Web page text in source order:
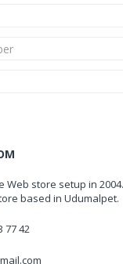
Web store setup in
based in Udumalpet.
77 42